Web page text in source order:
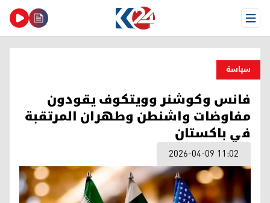
Open Menu
سیاسة
فانس وكوشنر وويتكوف يقودون
مفاوضات واشنطن وطهران المرتقبة
في باكستان
2026-04-09 11:02